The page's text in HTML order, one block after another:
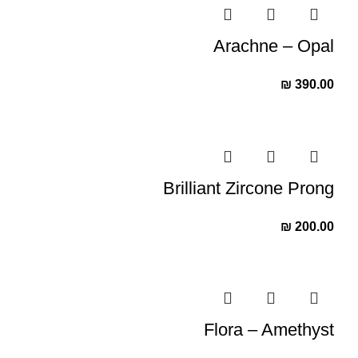
Arachne – Opal
₪ 390.00
Brilliant Zircone Prong
₪ 200.00
Flora – Amethyst